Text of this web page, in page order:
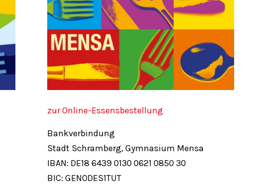
zur Online-Essensbestellung
Bankverbindung
Stadt Schramberg, Gymnasium Mensa
IBAN: DE18 64390130 0621 0850 30
BIC: GENODES1TUT